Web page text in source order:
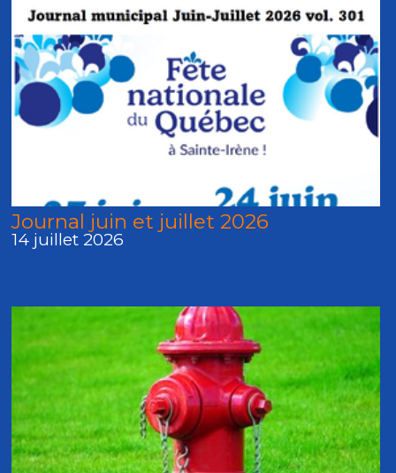
Journal juin et juillet 2026
14 juillet 2026